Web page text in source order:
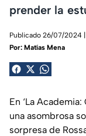
prender la
Publicado 26/07/2024 |
Por: Matías Mena
En ‘La
una asombrosa
sorpresa de